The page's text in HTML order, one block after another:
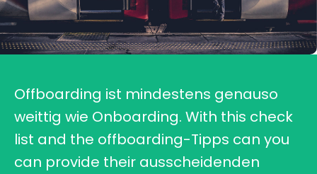
Offboarding ist mindestens genauso
weittig wie Onboarding. With this check
list and the offboarding-Tipps can you
can provide their ausscheidenden